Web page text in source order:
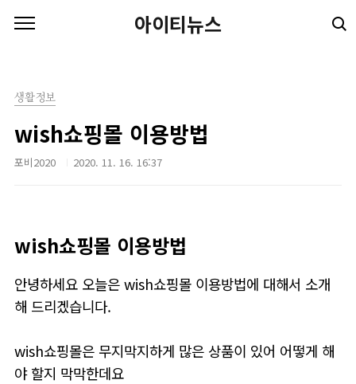
아이티뉴스
생활정보
wish쇼핑몰 이용방법
포비2020 2020. 11. 16. 16:37
wish쇼핑몰 이용방법
안녕하세요 오늘은 wish쇼핑몰 이용방법에 대해서 소개
해 드리겠습니다.
wish쇼핑몰은 무지막지하게 많은 상품이 있어 어떻게 해
야 할지 막막한데요